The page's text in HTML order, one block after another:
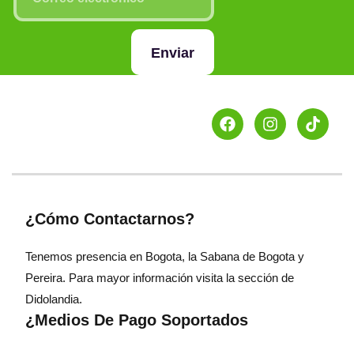
Enviar
¿Cómo Contactarnos?
Tenemos presencia en Bogota, la Sabana de Bogota y
Pereira. Para mayor información visita la sección de
Didolandia.
¿Medios De Pago Soportados